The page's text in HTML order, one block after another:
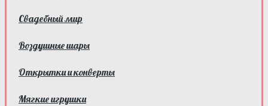
Свадебный мир
Воздушные шары
Открытки и конверты
Мягкие игрушки